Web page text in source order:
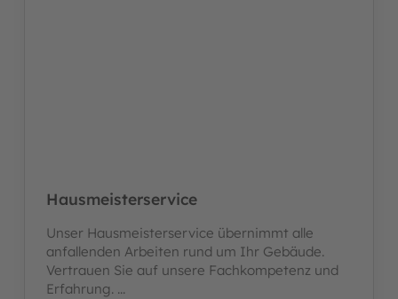
Hausmeisterservice
Unser Hausmeisterservice übernimmt alle
anfallenden Arbeiten rund um Ihr Gebäude.
Vertrauen Sie auf unsere Fachkompetenz und
Erfahrung. ...